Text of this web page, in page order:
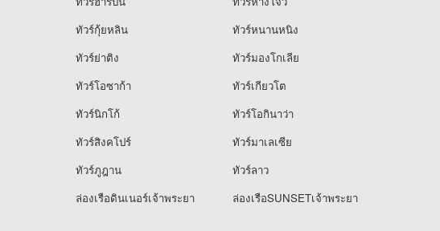
ทัวร์กุ้ยหลิน
ทัวร์หนานหนิง
ทัวร์ย่าติง
ทัวร์มองโกเลีย
ทัวร์โอซาก้า
ทัวร์เกียวโต
ทัวร์นิกโก้
ทัวร์โอกินาว่า
ทัวร์สิงคโปร์
ทัวร์มาเลเซีย
ทัวร์ภูฎาน
ทัวร์ลาว
ล่องเรือดินเนอร์เจ้าพระยา
ล่องเรือSUNSETเจ้าพระยา